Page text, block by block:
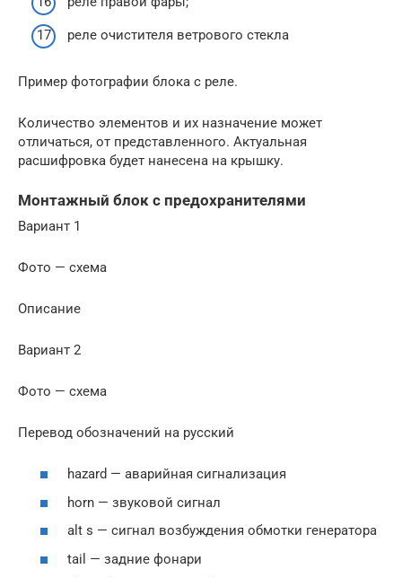
реле очистителя ветрового стекла
Пример фотографии блока с реле.
Количество элементов и их назначение может
отличаться, от представленного. Актуальная
расшифровка будет нанесена на крышку.
Монтажный блок с предохранителями
Вариант 1
Фото — схема
Описание
Вариант 2
Фото — схема
Перевод обозначений на русский
hazard — аварийная сигнализация
horn — звуковой сигнал
alt s — сигнал возбуждения обмотки генератора
tail — задние фонари